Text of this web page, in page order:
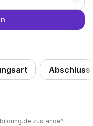
Abschluss
zustande?